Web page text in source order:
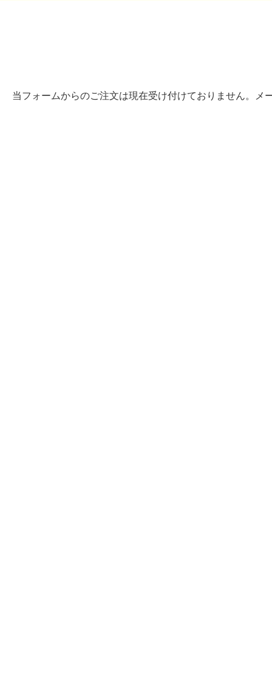
当フォームからのご注文は現在受け付けておりません。メ